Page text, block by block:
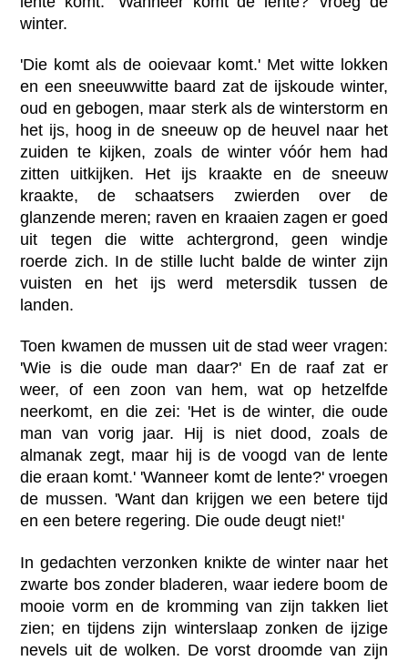
winter.
'Die komt als de ooievaar komt.' Met witte lokken
en een sneeuwwitte baard zat de ijskoude winter,
oud en gebogen, maar sterk als de winterstorm en
het ijs, hoog in de sneeuw op de heuvel naar het
zuiden te kijken, zoals de winter vóór hem had
zitten uitkijken. Het ijs kraakte en de sneeuw
kraakte, de schaatsers zwierden over de
glanzende meren; raven en kraaien zagen er goed
uit tegen die witte achtergrond, geen windje
roerde zich. In de stille lucht balde de winter zijn
vuisten en het ijs werd metersdik tussen de
landen.
Toen kwamen de mussen uit de stad weer vragen:
'Wie is die oude man daar?' En de raaf zat er
weer, of een zoon van hem, wat op hetzelfde
neerkomt, en die zei: 'Het is de winter, die oude
man van vorig jaar. Hij is niet dood, zoals de
almanak zegt, maar hij is de voogd van de lente
die eraan komt.' 'Wanneer komt de lente?' vroegen
de mussen. 'Want dan krijgen we een betere tijd
en een betere regering. Die oude deugt niet!'
In gedachten verzonken knikte de winter naar het
zwarte bos zonder bladeren, waar iedere boom de
mooie vorm en de kromming van zijn takken liet
zien; en tijdens zijn winterslaap zonken de ijzige
nevels uit de wolken. De vorst droomde van zijn